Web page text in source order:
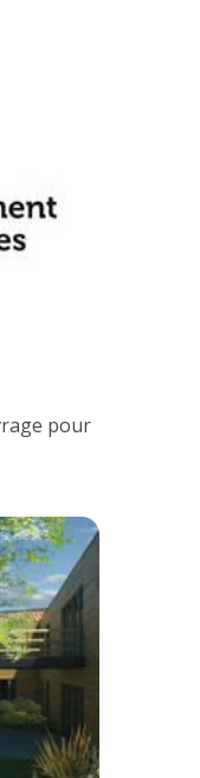
pour